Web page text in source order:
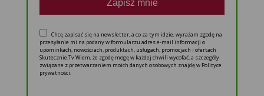
Zapisz mnie
Chcę zapisać się na newsletter, a co za tym idzie, wyrażam zgodę na
przesyłanie mi na podany w formularzu adres e-mail informacji o
upominkach, nowościach, produktach, usługach, promocjach i ofertach
Skutecznie.Tv Wiem, że zgodę mogę w każdej chwili wycofać, a szczegóły
związane z przetwarzaniem moich danych osobowych znajdę w Polityce
prywatności.